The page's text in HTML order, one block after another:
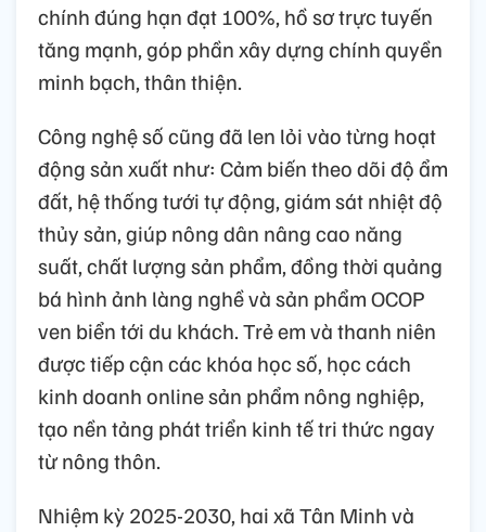
chính đúng hạn đạt 100%, hồ sơ trực tuyến
tăng mạnh, góp phần xây dựng chính quyền
minh bạch, thân thiện.
Công nghệ số cũng đã len lỏi vào từng hoạt
động sản xuất như: Cảm biến theo dõi độ ẩm
đất, hệ thống tưới tự động, giám sát nhiệt độ
thủy sản, giúp nông dân nâng cao năng
suất, chất lượng sản phẩm, đồng thời quảng
bá hình ảnh làng nghề và sản phẩm OCOP
ven biển tới du khách. Trẻ em và thanh niên
được tiếp cận các khóa học số, học cách
kinh doanh online sản phẩm nông nghiệp,
tạo nền tảng phát triển kinh tế tri thức ngay
từ nông thôn.
Nhiệm kỳ 2025-2030, hai xã Tân Minh và